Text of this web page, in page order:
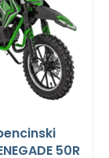
50R